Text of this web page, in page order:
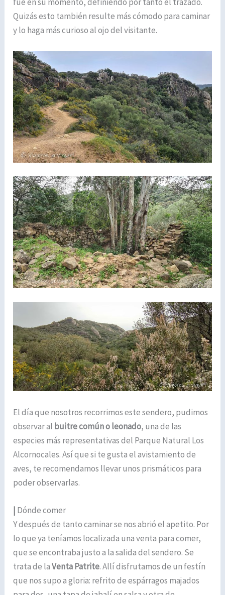
fue en su momento, definiendo por tanto el trazado.
Quizás esto también resulte más cómodo para caminar
y lo haga más curioso al ojo del visitante.
El día que nosotros recorrimos este sendero, pudimos
observar al buitre común o leonado, una de las
especies más representativas del Parque Natural Los
Alcornocales. Así que si te gusta el avistamiento de
aves, te recomendamos llevar unos prismáticos para
poder observarlas.
| Dónde comer
Y después de tanto caminar se nos abrió el apetito. Por
lo que ya teníamos localizada una venta para comer,
que se encontraba justo a la salida del sendero. Se
trata de laVenta Patrite. Allí disfrutamos de un festín
que nos supo a gloria: refrito de espárragos majados